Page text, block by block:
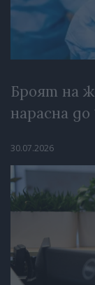
Броят на
нарасна до
30.07.2026